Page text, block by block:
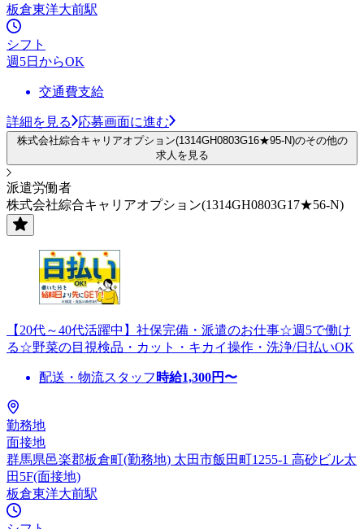
板倉東洋大前駅
シフト
週5日からOK
交通費支給
詳細を見る 応募画面に進む
株式会社綜合キャリアオプション(1314GH0803G16★95-N)のその他の
求人を見る
派遣労働者
株式会社綜合キャリアオプション(1314GH0803G17★56-N)
【20代～40代活躍中】社保完備・派遣のお仕事☆週5で働け
る☆野菜の目視検品・カット・キカイ操作・洗浄/日払いOK
配送・物流スタッフ 時給1,300円〜
勤務地
面接地
群馬県邑楽郡板倉町(勤務地) 太田市飯田町1255-1 高砂ビル太
田5F(面接地)
板倉東洋大前駅